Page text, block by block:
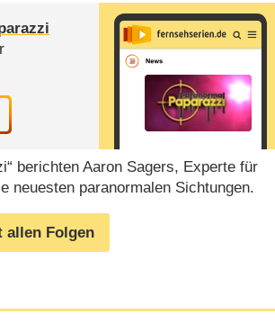
berichten Aaron Sagers, Experte für
neuesten paranormalen Sichtungen.
allen Folgen